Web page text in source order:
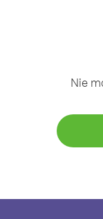
Nie